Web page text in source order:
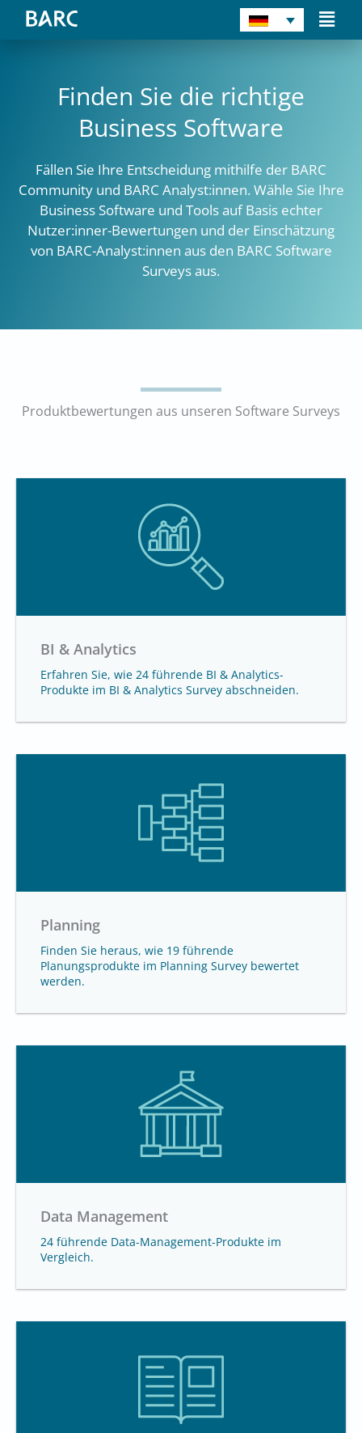
Zum
Inhalt
Main
Finden Sie die richtige
Business Software
Fällen Sie Ihre Entscheidung mithilfe der BARC
Community und BARC Analyst:innen. Wähle Sie Ihre
Business Software und Tools auf Basis echter
Nutzer:inner-Bewertungen und der Einschätzung
von BARC-Analyst:innen aus den BARC Software
Surveys aus.
Produktbewertungen aus unseren Software Surveys
BI & Analytics
Erfahren Sie, wie 24 führende BI & Analytics-
Produkte im BI & Analytics Survey abschneiden.
Planning
Finden Sie heraus, wie 19 führende
Planungsprodukte im Planning Survey bewertet
werden.
Data Management
24 führende Data-Management-Produkte im
Vergleich.